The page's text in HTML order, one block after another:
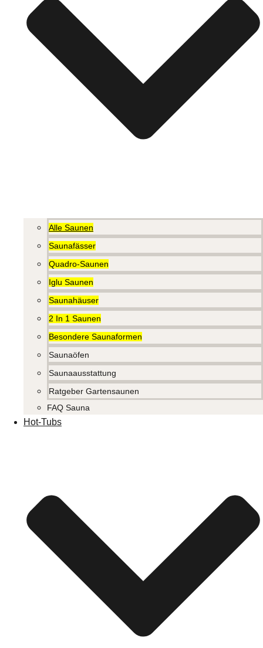
Alle Saunen
Saunafässer
Quadro-Saunen
Iglu Saunen
Saunahäuser
2 In 1 Saunen
Besondere Saunaformen
Saunaöfen
Saunaausstattung
Ratgeber Gartensaunen
FAQ Sauna
Hot-Tubs